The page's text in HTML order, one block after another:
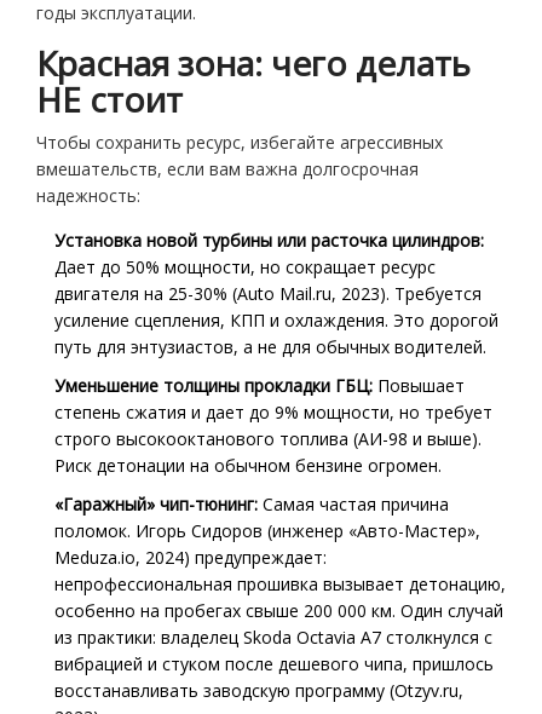
годы эксплуатации.
Красная зона: чего делать
НЕ стоит
Чтобы сохранить ресурс, избегайте агрессивных
вмешательств, если вам важна долгосрочная
надежность:
Установка новой турбины или расточка цилиндров:
Дает до 50% мощности, но сокращает ресурс
двигателя на 25-30% (Auto Mail.ru, 2023). Требуется
усиление сцепления, КПП и охлаждения. Это дорогой
путь для энтузиастов, а не для обычных водителей.
Уменьшение толщины прокладки ГБЦ: Повышает
степень сжатия и дает до 9% мощности, но требует
строго высокооктанового топлива (АИ-98 и выше).
Риск детонации на обычном бензине огромен.
«Гаражный» чип-тюнинг: Самая частая причина
поломок. Игорь Сидоров (инженер «Авто-Мастер»,
Meduza.io, 2024) предупреждает:
непрофессиональная прошивка вызывает детонацию,
особенно на пробегах свыше 200 000 км. Один случай
из практики: владелец Skoda Octavia A7 столкнулся с
вибрацией и стуком после дешевого чипа, пришлось
восстанавливать заводскую программу (Otzyv.ru,